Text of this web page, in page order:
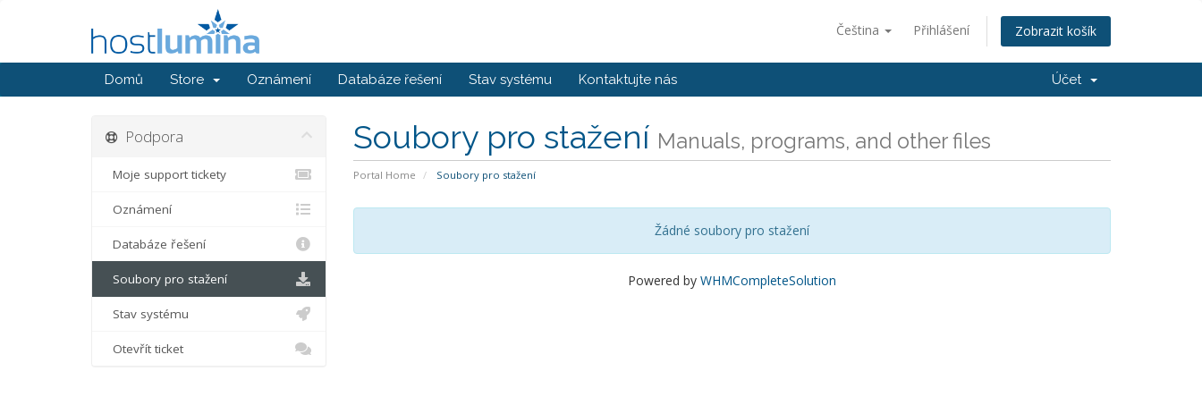
Čeština Přihlášení Zobrazit košík
Domů Store Oznámení Databáze řešení Stav systému Kontaktujte nás Účet
Soubory pro stažení Manuals, programs, and other files
Portal Home Soubory pro stažení
Žádné soubory pro stažení
Powered by WHMCompleteSolution
Podpora
Moje support tickety
Oznámení
Databáze řešení
Soubory pro stažení
Stav systému
Otevřít ticket